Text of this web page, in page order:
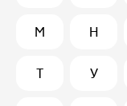
М Н
Т У